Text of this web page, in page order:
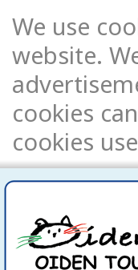
We use
website.
cookies
cookies